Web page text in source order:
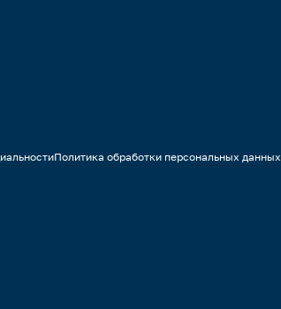
Политика обработки персональных данных